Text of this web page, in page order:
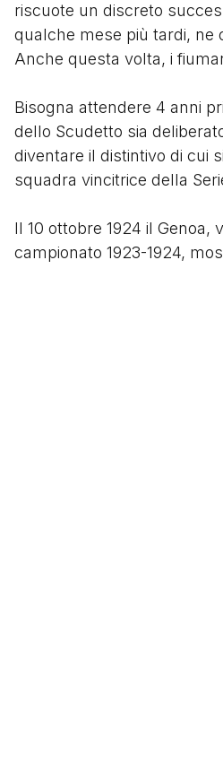
riscuote un discreto
qualche mese più tardi, ne
Anche questa volta, i
Bisogna attendere 4 anni
dello Scudetto sia
diventare il distintivo di cui
squadra vincitrice della
Il 10 ottobre 1924 il Genoa,
campionato 1923-1924,